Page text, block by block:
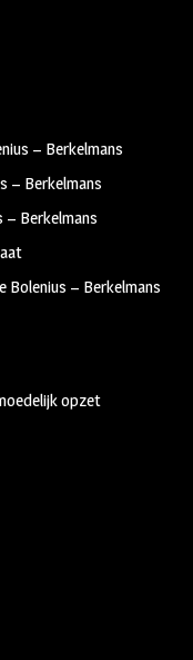
– Berkelmans
– Berkelmans
– Berkelmans
Bolenius – Berkelmans
opzet